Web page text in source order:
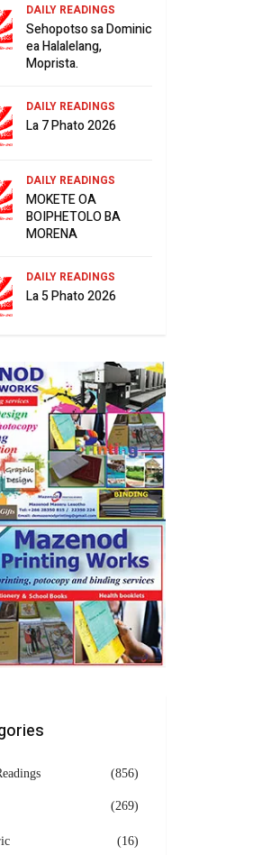
DAILY READINGS
Sehopotso sa Dominic
ea Halalelang,
Moprista.
DAILY READINGS
La 7 Phato 2026
DAILY READINGS
MOKETE OA
BOIPHETOLO BA
MORENA
DAILY READINGS
La 5 Phato 2026
(856)
(269)
(16)